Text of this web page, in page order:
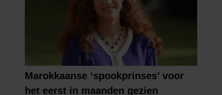
gaat akkoord met onze cookies als u onze website blijft